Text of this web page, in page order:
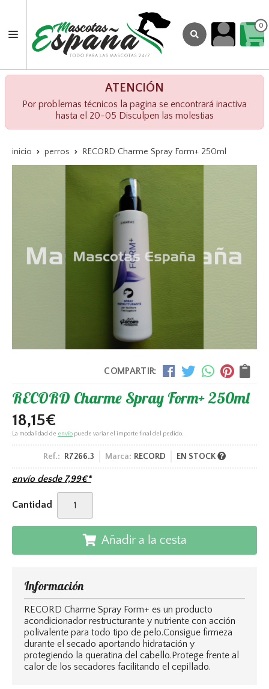
0
ATENCIÓN
Por problemas técnicos la pagina se encontrará inactiva
hasta el 20-05 Disculpen las molestias
inicio perros RECORD Charme Spray Form+ 250ml
COMPARTIR:
RECORD Charme Spray Form+ 250ml
18,15€
La modalidad de envío puede variar el importe final del pedido.
Ref.: R7266.3 Marca: RECORD EN STOCK
envío desde 7,99€*
Cantidad
Añadir a la cesta
Información
RECORD Charme Spray Form+ es un producto
acondicionador restructurante y nutriente con acción
polivalente para todo tipo de pelo.Consigue firmeza
durante el secado aportando hidratación y
protegiendo la queratina del cabello.Protege frente al
calor de los secadores facilitando el cepillado.